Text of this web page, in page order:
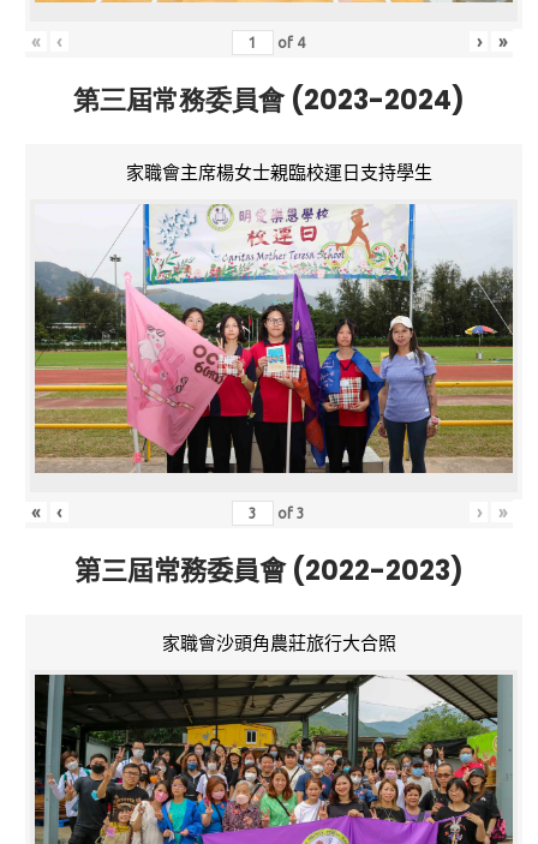
« ‹ of 4 › »
第三屆常務委員會 (2023-2024)
家職會主席楊女士親臨校運日支持學生
« ‹ of3 › »
第三屆常務委員會 (2022-2023)
家職會沙頭角農莊旅行大合照